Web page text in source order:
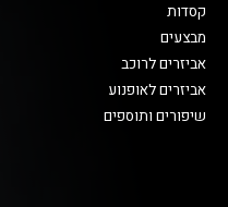
קסדות
מבצעים
אביזרים לרוכב
אביזרים לאופנוע
שיפורים ותוספים